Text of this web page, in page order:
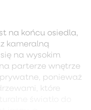
na końcu osiedla,
kameralną
na wysokim
parterze wnętrze
ponieważ
które